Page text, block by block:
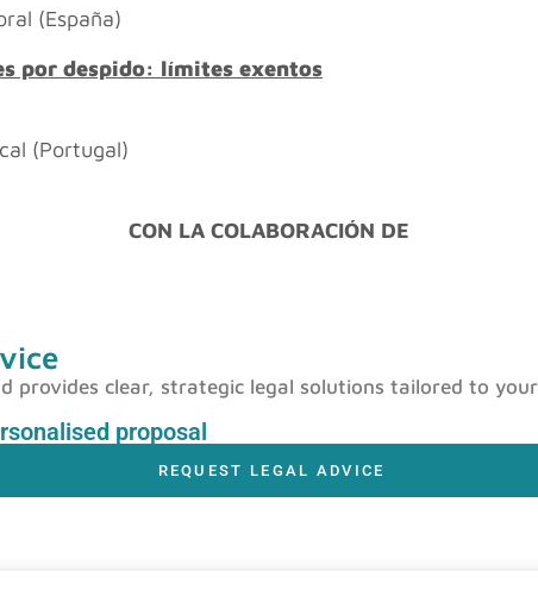
(España)
por despido: límites exentos
(Portugal)
CON LA COLABORACIÓN DE
provides clear, strategic legal solutions tailored to
proposal
REQUEST LEGAL ADVICE